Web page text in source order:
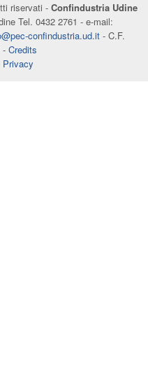
riservati - Confindustria Udine
Tel. 0432 2761 - e-mail:
confindustria.ud.it - C.F.
- Credits
Privacy